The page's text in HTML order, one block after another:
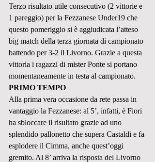
Terzo risultato utile consecutivo (2 vittorie e
1 pareggio) per la Fezzanese Under19 che
questo pomeriggio si è aggiudicata l’atteso
big match della terza giornata di campionato
battendo per 3-2 il Livorno. Grazie a questa
vittoria i ragazzi di mister Ponte si portano
momentaneamente in testa al campionato.
PRIMO TEMPO
Alla prima vera occasione da rete passa in
vantaggio la Fezzanese: al 5’, infatti, è Fiori
ha sbloccare il risultato grazie ad uno
splendido pallonetto che supera Castaldi e fa
esplodere il Cimma, anche quest’oggi
gremito. Al 8’ arriva la risposta del Livorno